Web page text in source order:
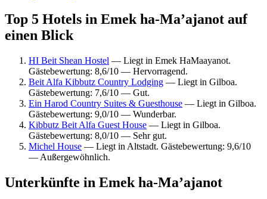
Top 5 Hotels in Emek ha-Ma’ajanot auf
einen Blick
HI Beit Shean Hostel — Liegt in Emek HaMaayanot.
Gästebewertung: 8,6/10 — Hervorragend.
Beit Alfa Kibbutz Country Lodging — Liegt in Gilboa.
Gästebewertung: 7,6/10 — Gut.
Ein Harod Country Suites & Guesthouse — Liegt in Gilboa.
Gästebewertung: 9,0/10 — Wunderbar.
Kibbutz Beit Alfa Guest House — Liegt in Gilboa.
Gästebewertung: 8,0/10 — Sehr gut.
Michel House — Liegt in Altstadt. Gästebewertung: 9,6/10
— Außergewöhnlich.
Unterkünfte in Emek ha-Ma’ajanot